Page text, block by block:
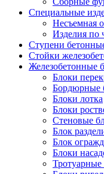
Специальные
Несъемная
Изделия по
Ступени
Стойки
Железобетонные
Блоки
Бордюрные
Блоки лотка
Блоки
Стеновые
Блок
Блок
Блоки
Тротуарные